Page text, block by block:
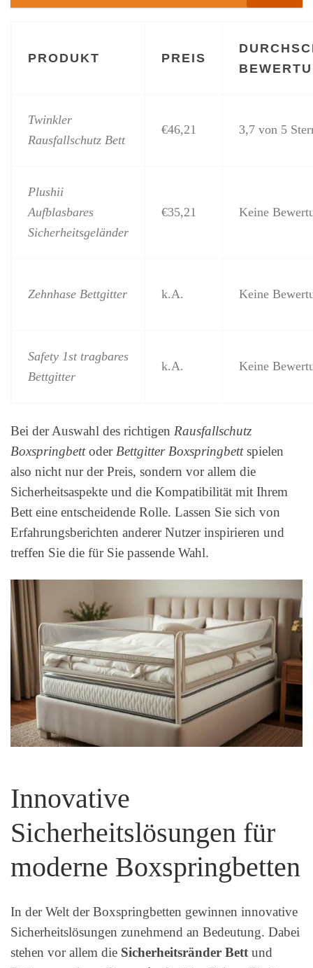
PRODUKT PREIS
Twinkler
Rausfallschutz Bett
€46,21 3,7 von 5
Plushii
Aufblasbares
Sicherheitsgeländer
€35,21 Keine
Zehnhase Bettgitter k.A. Keine
Safety 1st tragbares
Bettgitter
k.A. Keine
Bei der Auswahl des richtigen Rausfallschutz
Boxspringbettoder Bettgitter Boxspringbettspielen
also nicht nur der Preis, sondern vor allem die
Sicherheitsaspekte und die Kompatibilität mit Ihrem
Bett eine entscheidende Rolle. Lassen Sie sich von
Erfahrungsberichten anderer Nutzer inspirieren und
treffen Sie die für Sie passende Wahl.
Innovative
Sicherheitslösungen für
moderne Boxspringbetten
In der Welt der Boxspringbetten gewinnen innovative
Sicherheitslösungen zunehmend an Bedeutung. Dabei
stehen vor allem die Sicherheitsränder Bett und